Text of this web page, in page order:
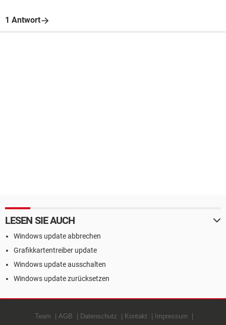
1 Antwort
LESEN SIE AUCH
Windows update abbrechen
Grafikkartentreiber update
Windows update ausschalten
Windows update zurücksetzen
Team AGB Datenschutz Kontakt Impressum